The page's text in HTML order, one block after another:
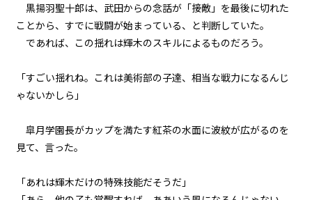
地竜戦（６）
一章
一章
黒揚羽聖十郎は、武田からの念話が「接敵」を最後に切れた
ことから、すでに戦闘が始まっている、と判断していた。
であれば、この揺れは輝木のスキルによるものだろう。
「すごい揺れね。これは美術部の子達、相当な戦力になるんじ
ゃないかしら」
皐月学園長がカップを満たす紅茶の水面に波紋が広がるのを
見て、言った。
「あれは輝木だけの特殊技能だそうだ」